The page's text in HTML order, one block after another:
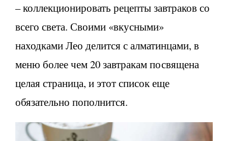
– коллекционировать рецепты завтраков со
всего света. Своими «вкусными»
находками Лео делится с алматинцами, в
меню более чем 20 завтракам посвящена
целая страница, и этот список еще
обязательно пополнится.